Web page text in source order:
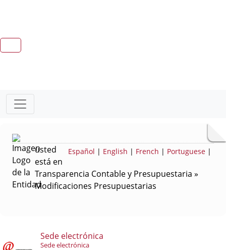
Español | English | French | Portuguese |
usted
está en
Transparencia Contable y Presupuestaria »
Modificaciones Presupuestarias
Sede electrónica
Sede electrónica